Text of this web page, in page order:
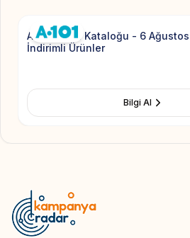
A101 Aktüel Kataloğu - 6 Ağustos
İndirimli Ürünler
Bilgi Al